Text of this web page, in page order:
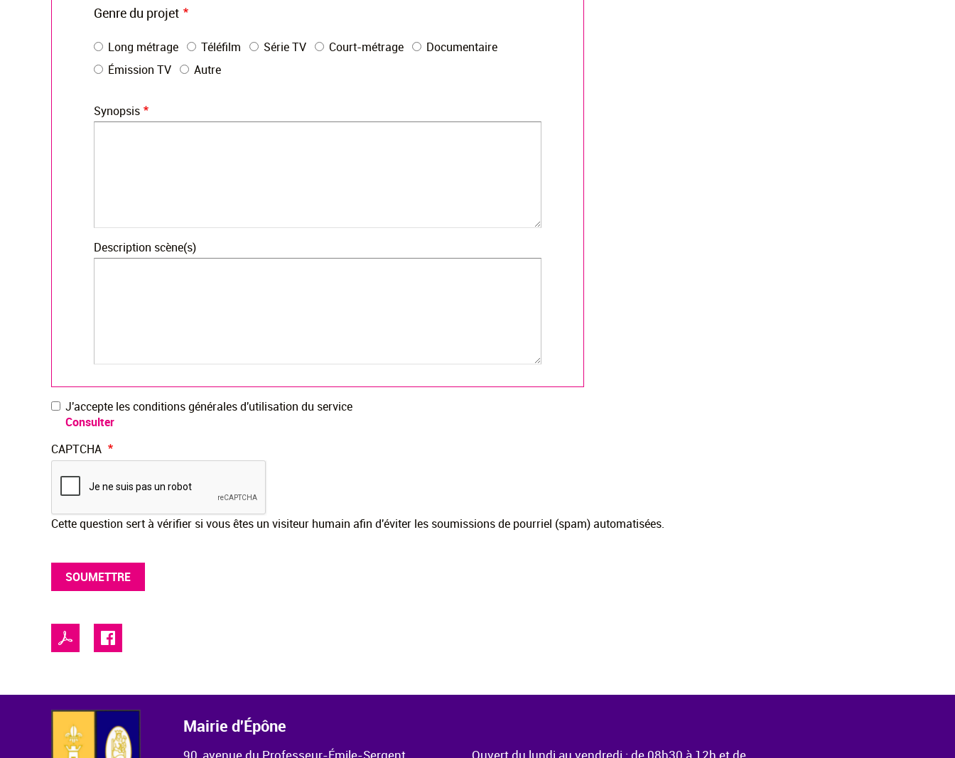
Genre du projet
Long métrage Téléfilm Série TV Court-métrage
Documentaire
Émission TV
Autre
Synopsis
Description scène(s)
J'accepte les conditions générales d'utilisation du service
Consulter
CAPTCHA
Cette question sert à vérifier si vous êtes un visiteur humain afin d'éviter les soumissions de pourriel (spam) automatisées.
SOUMETTRE
Mairie d'Épône
90, avenue du Professeur-Émile-Sergent Ouvert du lundi au vendredi : de 08h30 à 12h et de